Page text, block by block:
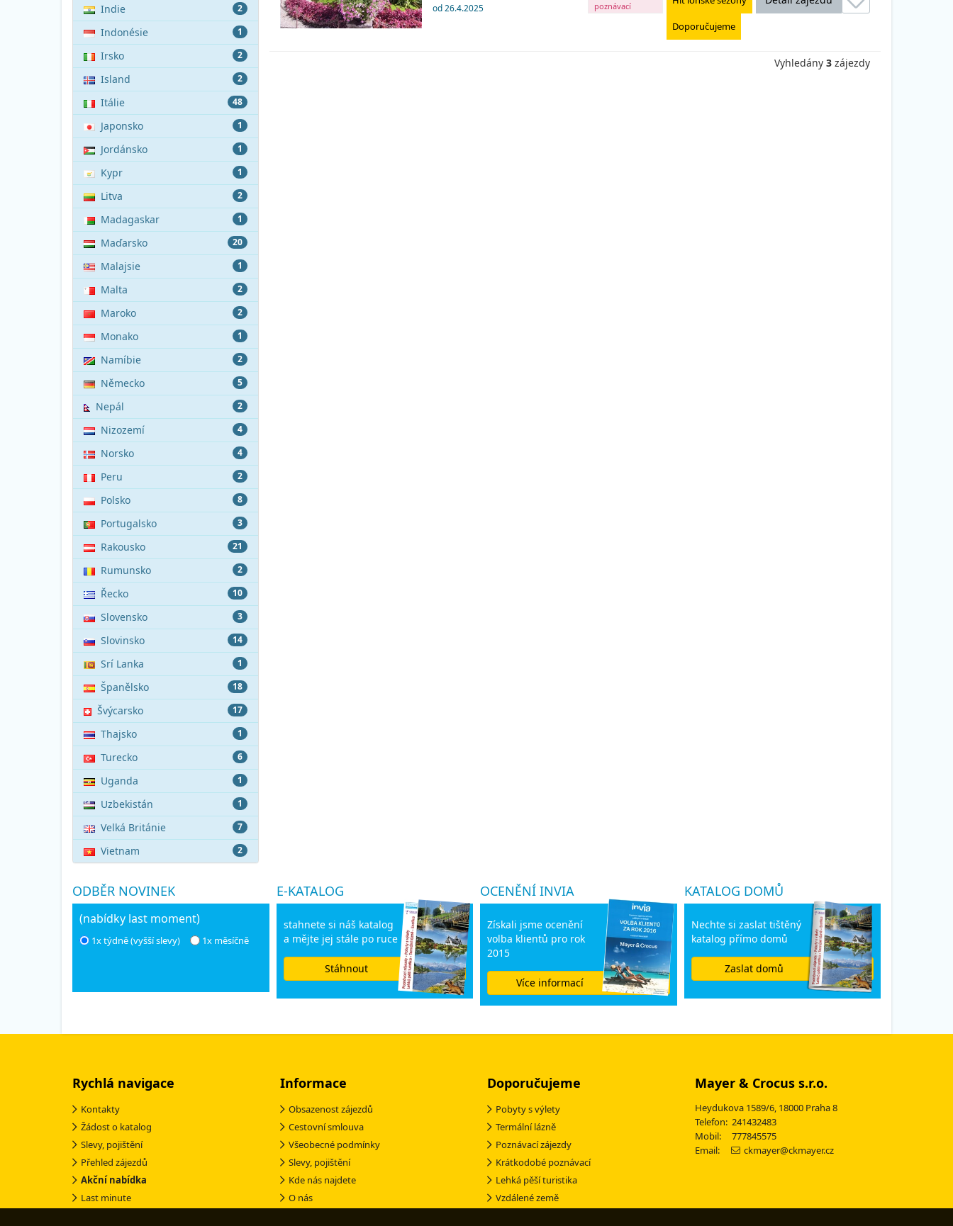
2
Indie
1
Indonésie
2
Irsko
2
Island
48
Itálie
1
Japonsko
1
Jordánsko
1
Kypr
2
Litva
1
Madagaskar
20
Maďarsko
1
Malajsie
2
Malta
2
Maroko
1
Monako
2
Namíbie
5
Německo
2
Nepál
4
Nizozemí
4
Norsko
2
Peru
8
Polsko
3
Portugalsko
21
Rakousko
2
Rumunsko
10
Řecko
3
Slovensko
14
Slovinsko
1
Srí Lanka
18
Španělsko
17
Švýcarsko
1
Thajsko
6
Turecko
1
Uganda
1
Uzbekistán
7
Velká Británie
2
Vietnam
Doporučujeme
poznávací
od 26.4.2025
Vyhledány 3 zájezdy
ODBĚR NOVINEK
(nabídky last moment)
1x týdně (vyšší slevy) 1x měsíčně
E-KATALOG
stahnete si náš katalog
a mějte jej stále po ruce
Stáhnout
OCENĚNÍ INVIA
Získali jsme ocenění
volba klientů pro rok
2015
Více informací
KATALOG DOMŮ
Nechte si zaslat tištěný
katalog přímo domů
Zaslat domů
Rychlá navigace
Kontakty
Žádost o katalog
Slevy, pojištění
Přehled zájezdů
Akční nabídka
Last minute
Informace
Obsazenost zájezdů
Cestovní smlouva
Všeobecné podmínky
Slevy, pojištění
Kde nás najdete
O nás
Doporučujeme
Pobyty s výlety
Termální lázně
Poznávací zájezdy
Krátkodobé poznávací
Lehká pěší turistika
Vzdálené země
Mayer & Crocus s.r.o.
Heydukova 1589/6, 18000 Praha 8
Telefon: 241432483
Mobil: 777845575
Email:
ckmayer@ckmayer.cz